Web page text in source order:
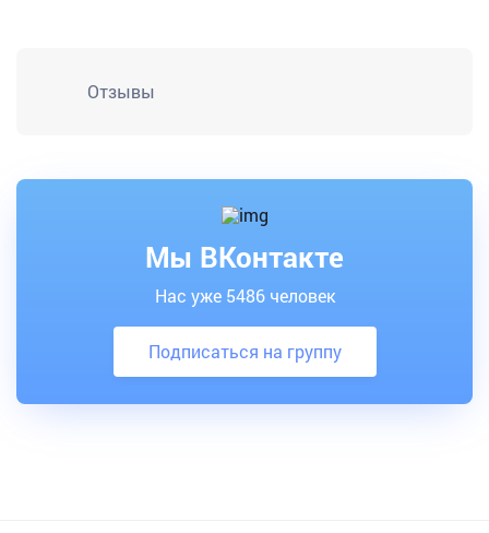
Отзывы
Мы ВКонтакте
Нас уже 5486 человек
Подписаться на группу